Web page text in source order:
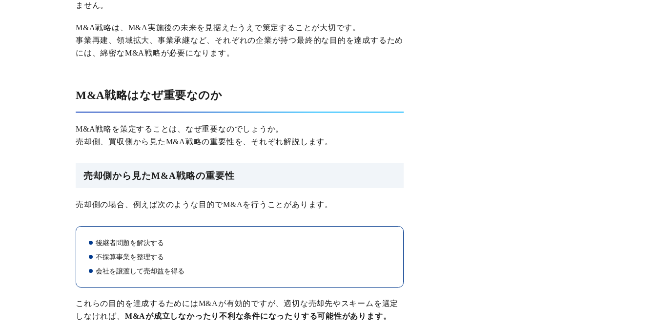
ません。
M&A戦略は、M&A実施後の未来を見据えたうえで策定することが大切です。
事業再建、領域拡大、事業承継など、それぞれの企業が持つ最終的な目的を達成するため
には、綿密なM&A戦略が必要になります。
M&A戦略はなぜ重要なのか
M&A戦略を策定することは、なぜ重要なのでしょうか。
売却側、買収側から見たM&A戦略の重要性を、それぞれ解説します。
売却側から見たM&A戦略の重要性
売却側の場合、例えば次のような目的でM&Aを行うことがあります。
後継者問題を解決する
不採算事業を整理する
会社を譲渡して売却益を得る
これらの目的を達成するためにはM&Aが有効的ですが、適切な売却先やスキームを選定
しなければ、 M&Aが成立しなかったり不利な条件になったりする可能性があります。